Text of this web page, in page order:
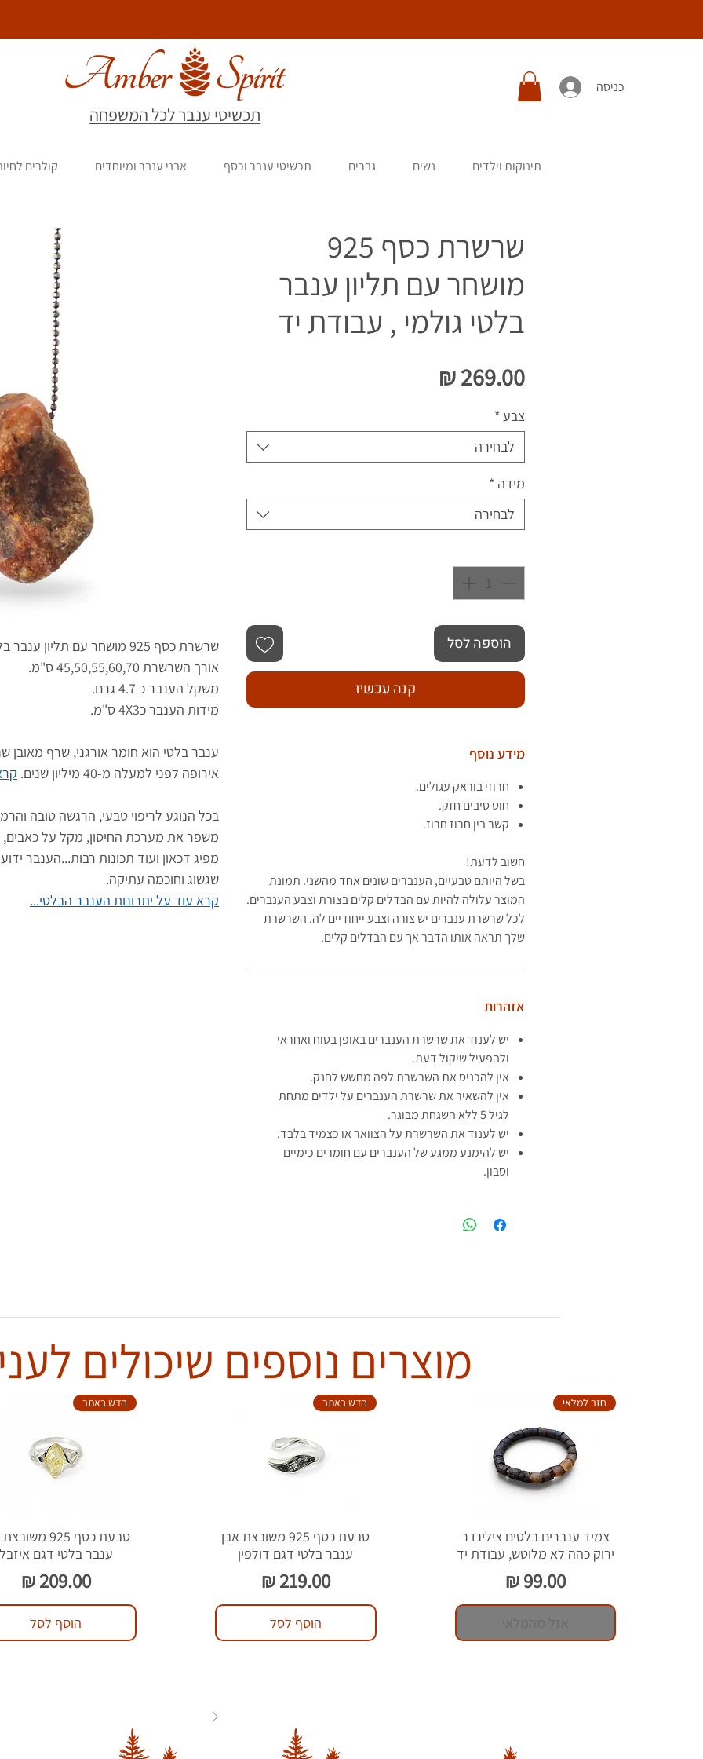
תכשיטי ענבר לכל המשפחה
כניסה
תינוקות וילדים נשים גברים תכשיטי ענבר וכסף אבני ענבר ומיוחדים קולרים
שרשרת כסף 925 מושחר עם תליון ענבר בלטי גולמי , עבודת יד.
אורך השרשרת 45,50,55,60,70 ס"מ.
משקל הענבר כ 4.7 גרם.
מידות הענבר כ4X3 ס"מ.
ענבר בלטי הוא חומר אורגני, שרף מאובן
אירופה לפני למעלה מ-40 מיליון שנים.
בכל הנוגע לריפוי טבעי, הרגשה טובה
משפר את מערכת החיסון, מקל על
מפיג דכאון ועוד תכונות רבות...הענבר
שגשוג וחוכמה עתיקה.
קרא עוד על יתרונות הענבר הבלטי...
שרשרת כסף 925
מושחר עם תליון ענבר
בלטי גולמי , עבודת יד
צבע *
לבחירה
מידה *
לבחירה
הוספה לסל
קנה עכשיו
מידע נוסף
חרוזי בוראק עגולים.
חוט סיבים חזק.
קשר בין חרוז חרוז.
חשוב לדעת!
בשל היותם טבעיים, הענברים שונים אחד מהשני. תמונת
המוצר עלולה להיות עם הבדלים קלים בצורת וצבע הענברים.
לכל שרשרת ענברים יש צורה וצבע ייחודיים לה. השרשרת
שלך תראה אותו הדבר אך עם הבדלים קלים.
אזהרות
יש לענוד את שרשרת הענברים באופן בטוח ואחראי
ולהפעיל שיקול דעת.
אין להכניס את השרשרת לפה מחשש לחנק.
אין להשאיר את שרשרת הענברים על ילדים מתחת
לגיל 5 ללא השגחת מבוגר.
יש לענוד את השרשרת על הצוואר או כצמיד בלבד.
יש להימנע ממגע של הענברים עם חומרים כימיים
וסבון.
מוצרים נוספים שיכולים
חזר למלאי
צמיד ענברים בלטים צילינדר
ירוק כהה לא מלוטש, עבודת יד
מחיר‏99.00 ‏₪
חדש באתר
טבעת כסף 925 משובצת אבן
ענבר בלטי דגם דולפין
מחיר‏219.00 ‏₪
הוסף לסל
חדש באתר
טבעת כסף 925
ענבר בלטי דגם איזבל
מחיר‏209.00 ‏₪
הוסף לסל